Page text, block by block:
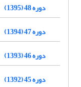
دوره 48 (1395)
دوره 47 (1394)
دوره 46 (1393)
دوره 45 (1392)